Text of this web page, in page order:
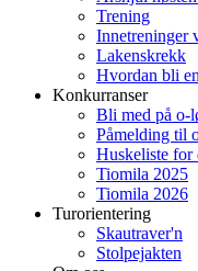
Trening
Innetreninger
Lakenskrekk
Hvordan bli
Konkurranser
Bli med på o-
Påmelding til
Huskeliste for
Tiomila 2025
Tiomila 2026
Turorientering
Skautraver'n
Stolpejakten